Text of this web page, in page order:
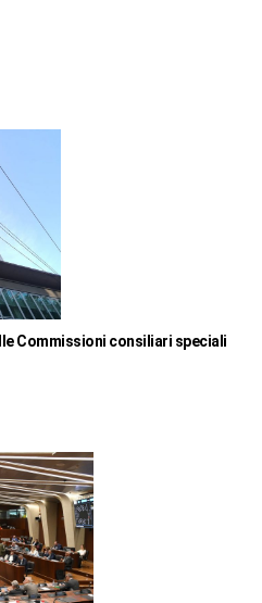
Commissioni consiliari speciali